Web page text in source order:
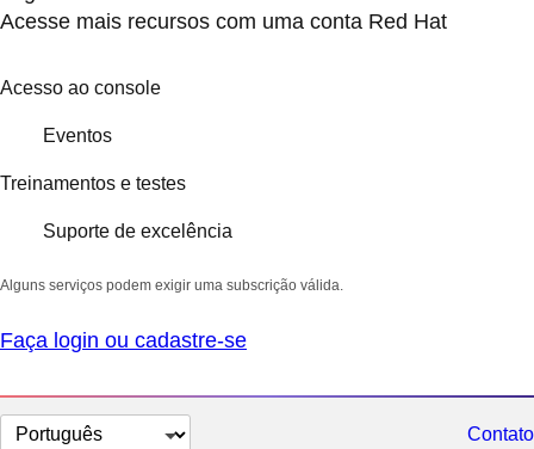
Acesse mais recursos com uma conta Red Hat
Acesso ao console
Eventos
Treinamentos e testes
Suporte de excelência
Alguns serviços podem exigir uma subscrição válida.
Faça login ou cadastre-se
Selecionar
Contato